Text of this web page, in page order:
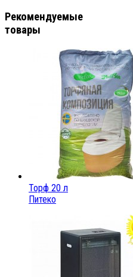
Рекомендуемые
товары
Торф 20 л
Питеко